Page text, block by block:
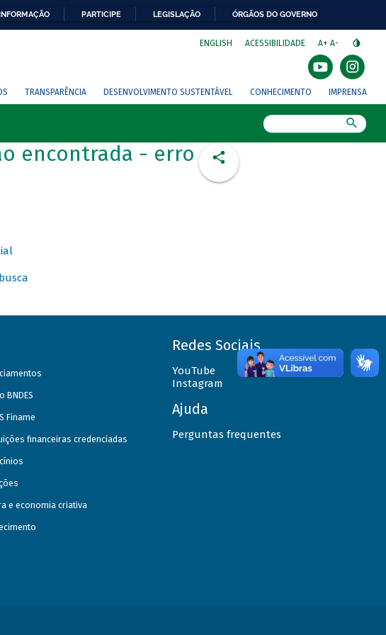
PARTICIPE LEGISLAÇÃO ÓRGÃOS DO GOVERNO
ENGLISH ACESSIBILIDADE A+ A-
TRANSPARÊNCIA DESENVOLVIMENTO SUSTENTÁVEL CONHECIMENTO IMPRENSA
encontrada - erro
BNDES
Finame
financeiras credenciadas
e economia criativa
Redes Sociais
YouTube
Instagram
Ajuda
Perguntas frequentes